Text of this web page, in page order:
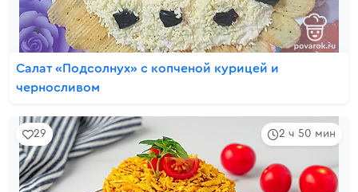
Салат «Подсолнух» с копченой курицей и
черносливом
2 ч 50 мин
29